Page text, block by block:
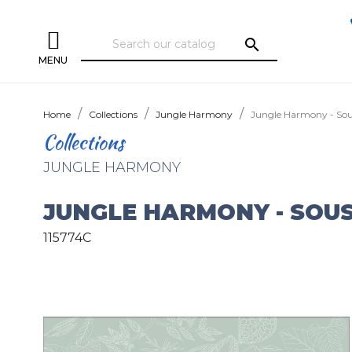
MENU
search
Home Collections Jungle Harmony Jungle Harmony -
Collections
JUNGLE HARMONY
JUNGLE HARMONY -
115774C